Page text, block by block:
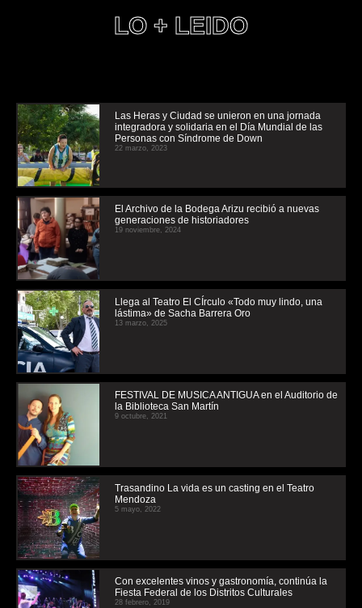
LO + LEIDO
Las Heras y Ciudad se unieron en una jornada
integradora y solidaria en el Día Mundial de las
Personas con Síndrome de Down
22 marzo, 2023
El Archivo de la Bodega Arizu recibió a nuevas
generaciones de historiadores
19 noviembre, 2024
Llega al Teatro El CÍrculo «Todo muy lindo, una
lástima» de Sacha Barrera Oro
13 marzo, 2025
FESTIVAL DE MUSICA ANTIGUA en el Auditorio de
la Biblioteca San Martín
9 octubre, 2021
Trasandino La vida es un casting en el Teatro
Mendoza
5 mayo, 2022
Con excelentes vinos y gastronomía, continúa la
Fiesta Federal de los Distritos Culturales
28 febrero, 2019